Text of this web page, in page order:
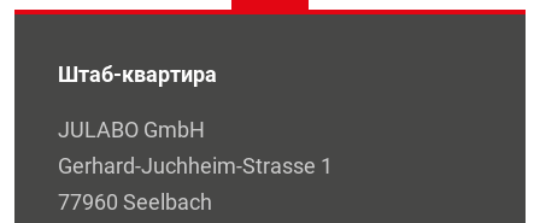
Штаб-квартира
JULABO GmbH
Gerhard-Juchheim-Strasse 1
77960 Seelbach